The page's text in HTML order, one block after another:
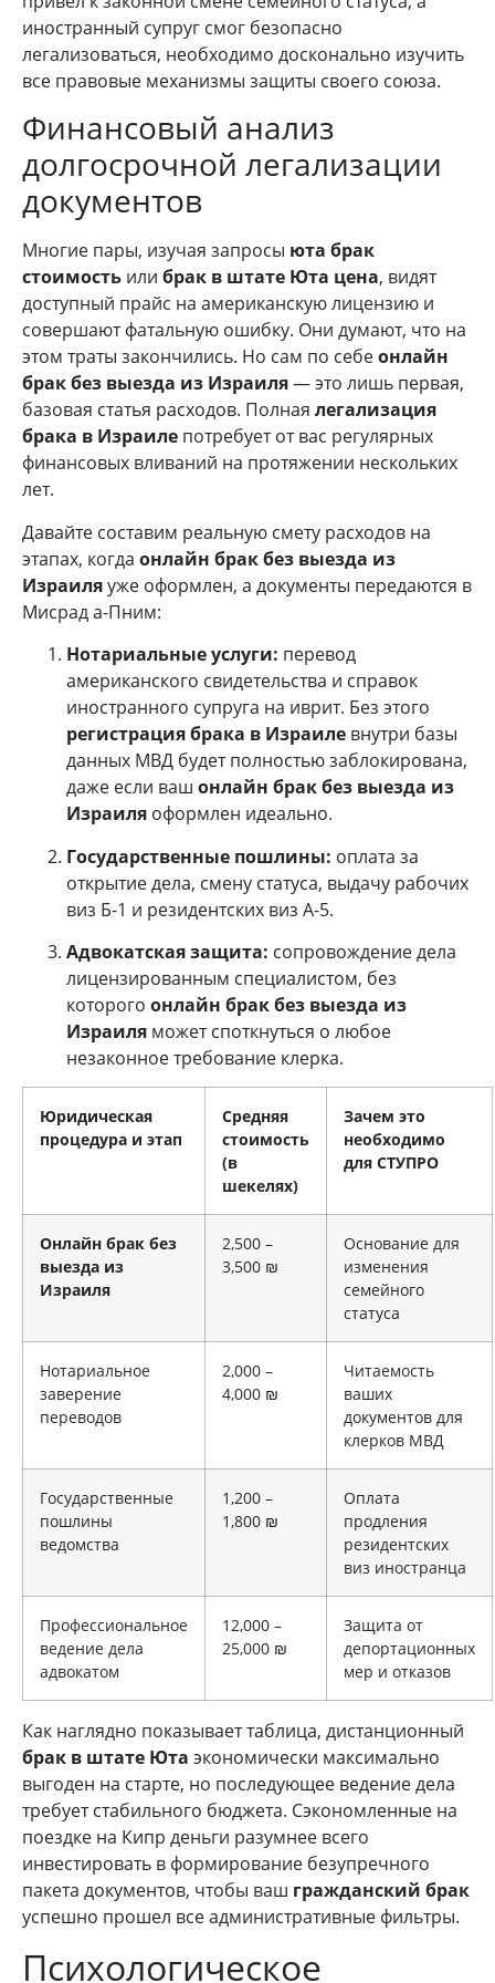
иностранный супруг смог безопасно
легализоваться, необходимо досконально изучить
все правовые механизмы защиты своего союза.
Финансовый анализ
долгосрочной легализации
документов
Многие пары, изучая запросы юта брак
стоимость или брак в штате Юта цена, видят
доступный прайс на американскую лицензию и
совершают фатальную ошибку. Они думают, что на
этом траты закончились. Но сам по себеонлайн
брак без выезда из Израиля— это лишь первая,
базовая статья расходов. Полная легализация
брака в Израиле потребует от вас регулярных
финансовых вливаний на протяжении нескольких
лет.
Давайте составим реальную смету расходов на
этапах, когда онлайн брак без выезда из
Израиляуже оформлен, а документы передаются в
Мисрад а-Пним:
Нотариальные услуги: перевод
американского свидетельства и справок
иностранного супруга на иврит. Без этого
регистрация брака в Израиле внутри базы
данных МВД будет полностью заблокирована,
даже если ваш онлайн брак без выезда из
Израиля оформлен идеально.
Государственные пошлины: оплата за
открытие дела, смену статуса, выдачу рабочих
виз Б-1 и резидентских виз А-5.
Адвокатская защита: сопровождение дела
лицензированным специалистом, без
которого онлайн брак без выезда из
Израиля может споткнуться о любое
незаконное требование клерка.
Юридическая
процедура и этап
Средняя
стоимость
(в
шекелях)
Зачем это
необходимо
для СТУПРО
Онлайн брак без
выезда из
Израиля
2,500 –
3,500 ₪
Основание для
изменения
семейного
статуса
Нотариальное
заверение
переводов
2,000 –
4,000 ₪
Читаемость
ваших
документов для
клерков МВД
Государственные
пошлины
ведомства
1,200 –
1,800 ₪
Оплата
продления
резидентских
виз иностранца
Профессиональное
ведение дела
адвокатом
12,000 –
25,000 ₪
Защита от
депортационных
мер и отказов
Как наглядно показывает таблица, дистанционный
брак в штате Юта экономически максимально
выгоден на старте, но последующее ведение дела
требует стабильного бюджета. Сэкономленные на
поездке на Кипр деньги разумнее всего
инвестировать в формирование безупречного
пакета документов, чтобы ваш гражданский брак
успешно прошел все административные фильтры.
Психологическое